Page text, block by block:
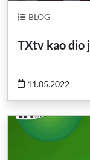
BLOG
TXtv kao dio
11.05.2022